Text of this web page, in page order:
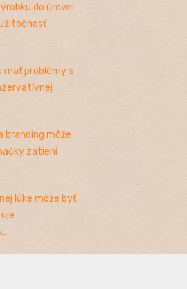
do úrovní
mať problémy s
branding môže
zatieni
lúke môže byť